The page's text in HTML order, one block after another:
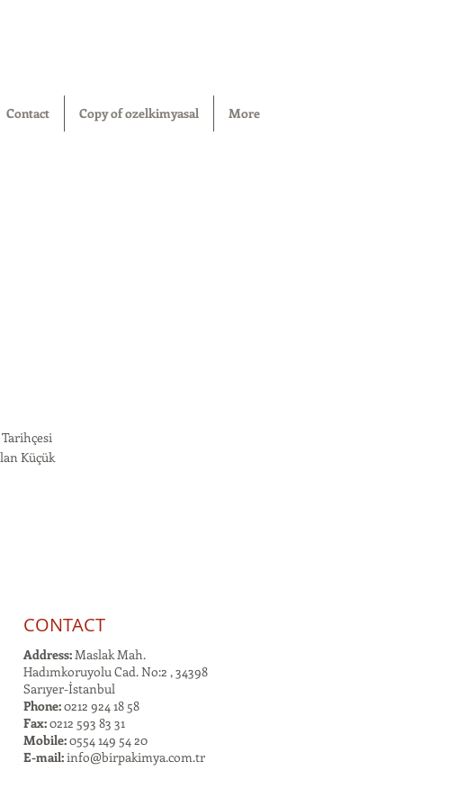
Contact Copy of ozelkimyasal More
Küçük
CONTACT
Address:Maslak Mah.
Hadımkoruyolu Cad. No:2 , 34398
Sarıyer-İstanbul
Phone:0212 924 18 58
Fax:0212 593 83 31
Mobile:0554 149 54 20
E-mail:info@birpakimya.com.tr